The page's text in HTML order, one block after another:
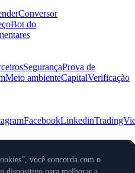
Conversor
Bot do
SegurançaProva de
Meio ambienteCapitalVerificação
FacebookLinkedin
Todos os direitos reservados.
você concorda com o